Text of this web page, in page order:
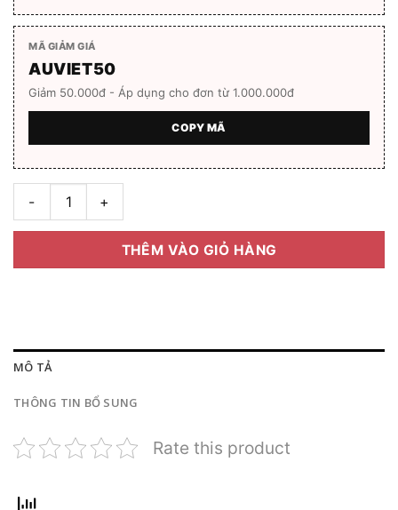
MÃ GIẢM GIÁ
AUVIET50
Giảm 50.000đ - Áp dụng cho đơn từ 1.000.000đ
COPY MÃ
Kính mát Police SPL-721 Hàng chính hãng Full box số lượng
THÊM VÀO GIỎ HÀNG
MÔ TẢ
THÔNG TIN BỔ SUNG
Rate this product